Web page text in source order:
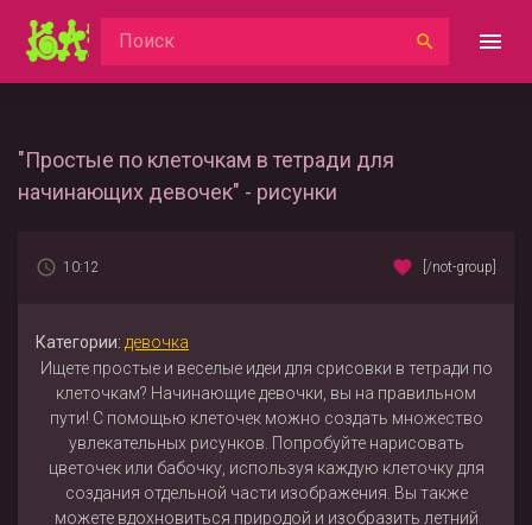
"Простые по клеточкам в тетради для
начинающих девочек" - рисунки
10:12 [/not-group]
Категории: девочка
Ищете простые и веселые идеи для срисовки в тетради по
клеточкам? Начинающие девочки, вы на правильном
пути! С помощью клеточек можно создать множество
увлекательных рисунков. Попробуйте нарисовать
цветочек или бабочку, используя каждую клеточку для
создания отдельной части изображения. Вы также
можете вдохновиться природой и изобразить летний